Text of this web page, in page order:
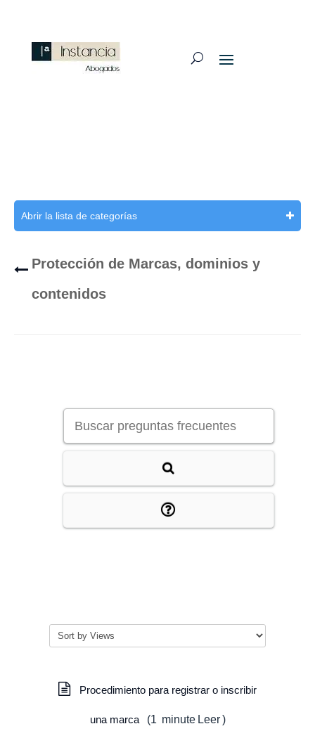
Abrir la lista de categorías
Protección de Marcas, dominios y
contenidos
Procedimiento para registrar o inscribir
una marca (1 minute Leer )